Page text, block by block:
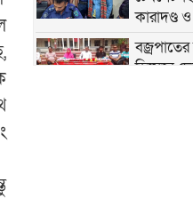
কারাদণ্ড
হিসেবে